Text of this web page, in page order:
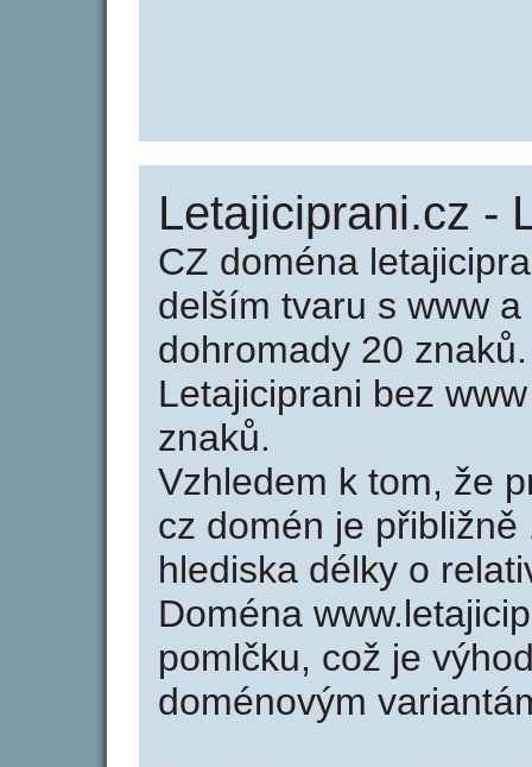
Letajiciprani.cz -
CZ doména
delším tvaru s www
dohromady 20
Letajiciprani bez
znaků.
Vzhledem k tom, že
cz domén je
hlediska délky o
Doména
pomlčku, což je
doménovým